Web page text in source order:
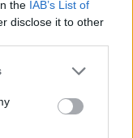
the IAB’s List of
disclose it to other